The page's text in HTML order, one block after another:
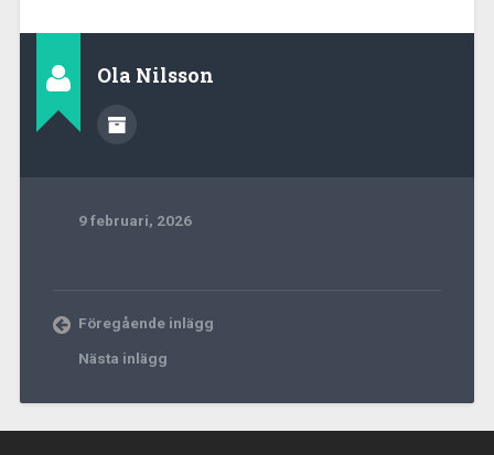
Ola Nilsson
9 februari, 2026
Föregående inlägg
Nästa inlägg